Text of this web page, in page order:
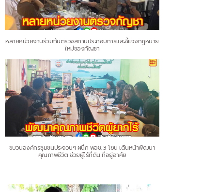
หลายหน่วยงานร่วมกันตรวจสถานประกอบการและชี้แจงกฎหมาย
ใหม่ของกัญชา
ขบวนองค์กรชุมชนประจวบฯ ผนึก พอช. 3 โซน เดินหน้าพัฒนา
คุณภาพชีวิต ช่วยผู้ไร้ที่ดิน ที่อยู่อาศัย